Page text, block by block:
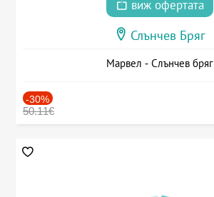
виж офертата
Слънчев Бряг
Марвел - Слънчев бряг
-30%
50.11€